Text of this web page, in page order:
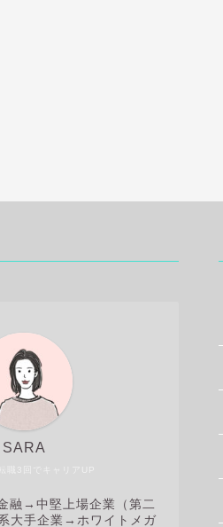
職3回でキャリアUP
SARA
融→中堅上場企業（第二
大手企業→ホワイトメガ